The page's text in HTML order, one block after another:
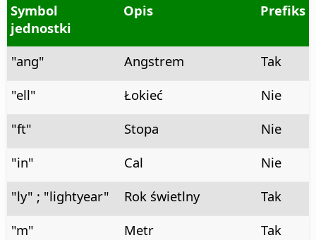
Symbol
jednostki
Opis Prefiks
"ang" Angstrem
Tak
"ell"
Łokieć
Nie
"ft"
Stopa
Nie
"in"
Cal
Nie
"ly" ; "lightyear"
Rok świetlny
Tak
"m"
Metr Tak